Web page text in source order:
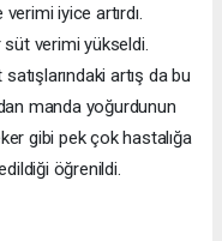
iyice artırdı.
süt verimi yükseldi.
artış da bu
manda yoğurdunun
gibi pek çok hastalığa
öğrenildi.